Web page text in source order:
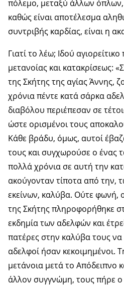
πόλεμο, μεταξύ άλλων όπλων,
καθώς είναι αποτέλεσμα
συντριβής καρδίας, είναι η
Γιατί το λέω; Ιδού
μετανοίας και κατακρίσεως:
της Σκήτης της αγίας Άννης,
χρόνια πέντε κατά σάρκα
διαβόλου περιέπεσαν σε
ώστε ορισμένοι τους
Κάθε βράδυ, όμως, αυτοί
τους και συγχωρούσε ο ένας
πολλά χρόνια σε αυτή την
ακούγονταν τίποτα από την,
εκείνων, καλύβα. Ούτε φωνή,
της Σκήτης πληροφορήθηκε
εκδημία των αδελφών και
πατέρες στην καλύβα τους να
αδελφοί ήσαν κεκοιμημένοι.
μετάνοια μετά το Απόδειπνο
άλλον συγγνώμη, τους πήρε